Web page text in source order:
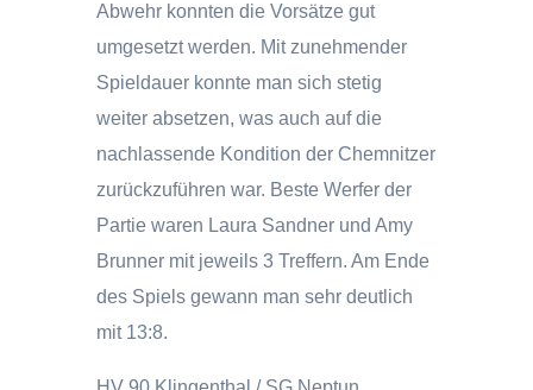
Abwehr konnten die Vorsätze gut
umgesetzt werden. Mit zunehmender
Spieldauer konnte man sich stetig
weiter absetzen, was auch auf die
nachlassende Kondition der Chemnitzer
zurückzuführen war. Beste Werfer der
Partie waren Laura Sandner und Amy
Brunner mit jeweils 3 Treffern. Am Ende
des Spiels gewann man sehr deutlich
mit 13:8.